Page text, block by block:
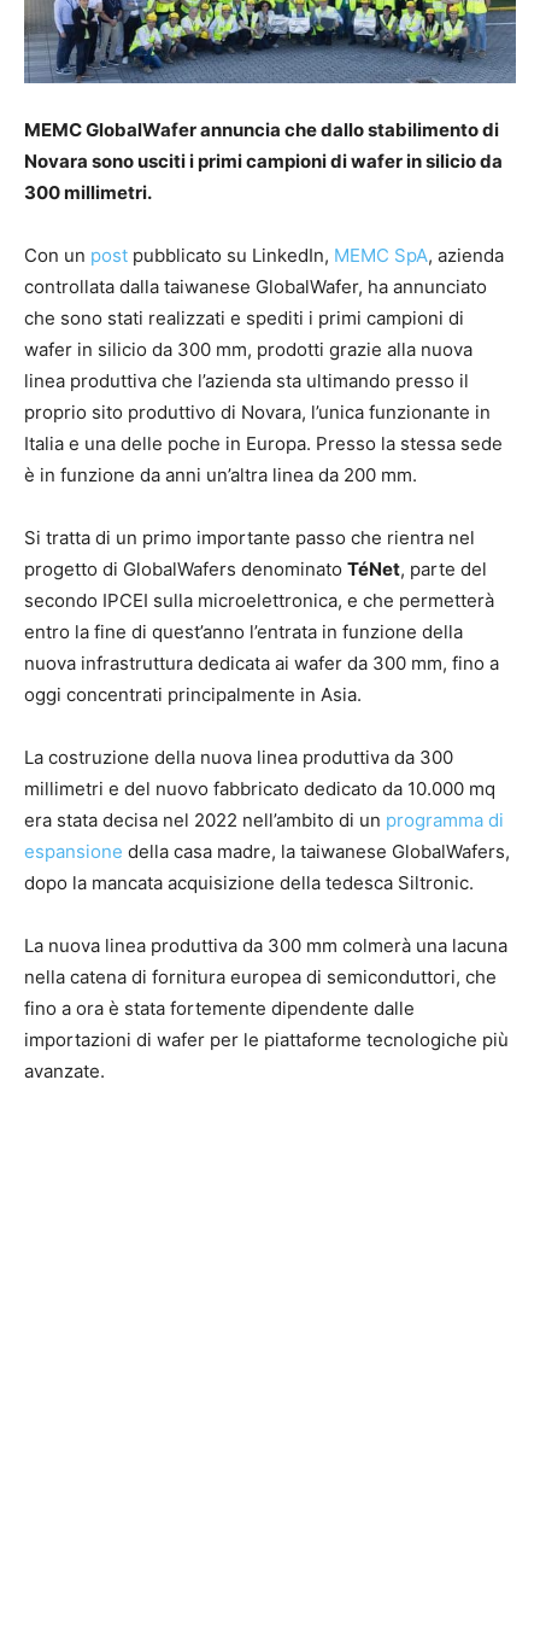
MEMC GlobalWafer annuncia che dallo stabilimento di
Novara sono usciti i primi campioni di wafer in silicio da
300 millimetri.
Con un post pubblicato su LinkedIn, MEMC SpA, azienda
controllata dalla taiwanese GlobalWafer, ha annunciato
che sono stati realizzati e spediti i primi campioni di
wafer in silicio da 300 mm, prodotti grazie alla nuova
linea produttiva che l’azienda sta ultimando presso il
proprio sito produttivo di Novara, l’unica funzionante in
Italia e una delle poche in Europa. Presso la stessa sede
è in funzione da anni un’altra linea da 200 mm.
Si tratta di un primo importante passo che rientra nel
progetto di GlobalWafers denominato TéNet, parte del
secondo IPCEI sulla microelettronica, e che permetterà
entro la fine di quest’anno l’entrata in funzione della
nuova infrastruttura dedicata ai wafer da 300 mm, fino a
oggi concentrati principalmente in Asia.
La costruzione della nuova linea produttiva da 300
millimetri e del nuovo fabbricato dedicato da 10.000 mq
era stata decisa nel 2022 nell’ambito di un programma di
espansione della casa madre, la taiwanese GlobalWafers,
dopo la mancata acquisizione della tedesca Siltronic.
La nuova linea produttiva da 300 mm colmerà una lacuna
nella catena di fornitura europea di semiconduttori, che
fino a ora è stata fortemente dipendente dalle
importazioni di wafer per le piattaforme tecnologiche più
avanzate.